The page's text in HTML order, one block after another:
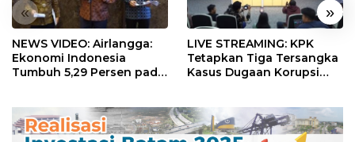
« »
NEWS VIDEO: Airlangga:
Ekonomi Indonesia
Tumbuh 5,29 Persen pada
LIVE STREAMING: KPK
Tetapkan Tiga Tersangka
Kasus Dugaan Korupsi